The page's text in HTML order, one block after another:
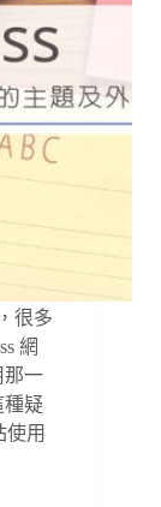
很多
網
那一
疑
使用